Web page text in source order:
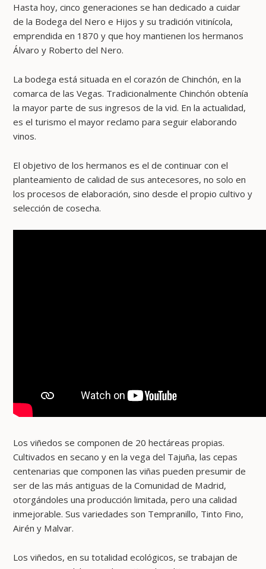
Hasta hoy, cinco generaciones se han dedicado a cuidar
de la Bodega del Nero e Hijos y su tradición vitinícola,
emprendida en 1870 y que hoy mantienen los hermanos
Álvaro y Roberto del Nero.
La bodega está situada en el corazón de Chinchón, en la
comarca de las Vegas. Tradicionalmente Chinchón obtenía
la mayor parte de sus ingresos de la vid. En la actualidad,
es el turismo el mayor reclamo para seguir elaborando
vinos.
El objetivo de los hermanos es el de continuar con el
planteamiento de calidad de sus antecesores, no solo en
los procesos de elaboración, sino desde el propio cultivo y
selección de cosecha.
Los viñedos se componen de 20 hectáreas propias.
Cultivados en secano y en la vega del Tajuña, las cepas
centenarias que componen las viñas pueden presumir de
ser de las más antiguas de la Comunidad de Madrid,
otorgándoles una producción limitada, pero una calidad
inmejorable. Sus variedades son Tempranillo, Tinto Fino,
Airén y Malvar.
Los viñedos, en su totalidad ecológicos, se trabajan de